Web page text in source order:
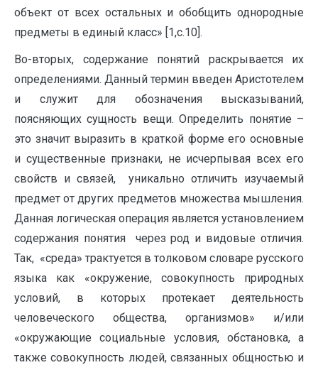
объект от всех остальных и обобщить однородные
предметы в единый класс» [1,с.10].
Во-вторых, содержание понятий раскрывается их
определениями. Данный термин введен Аристотелем
и служит для обозначения высказываний,
поясняющих сущность вещи. Определить понятие –
это значит выразить в краткой форме его основные
и существенные признаки, не исчерпывая всех его
свойств и связей, уникально отличить изучаемый
предмет от других предметов множества мышления.
Данная логическая операция является установлением
содержания понятия через род и видовые отличия.
Так, «среда» трактуется в толковом словаре русского
языка как «окружение, совокупность природных
условий, в которых протекает деятельность
человеческого общества, организмов» и/или
«окружающие социальные условия, обстановка, а
также совокупность людей, связанных общностью и